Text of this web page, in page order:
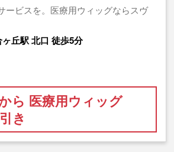
ービスを。医療用ウィッグならスヴ
丘駅 北口 徒歩5分
ら 医療用ウィッグ
き